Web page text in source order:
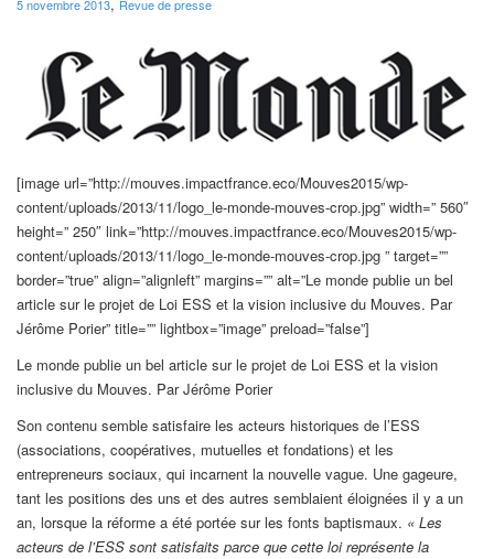
5 novembre 2013 Revue de presse
[image url=”http://mouves.impactfrance.eco/Mouves2015/wp-
content/uploads/2013/11/logo_le-monde-mouves-crop.jpg” width=” 560″
height=” 250″ link=”http://mouves.impactfrance.eco/Mouves2015/wp-
content/uploads/2013/11/logo_le-monde-mouves-crop.jpg ” target=””
border=”true” align=”alignleft” margins=”” alt=”Le monde publie un bel
article sur le projet de Loi ESS et la vision inclusive du Mouves. Par
Jérôme Porier” title=”” lightbox=”image” preload=”false”]
Le monde publie un bel article sur le projet de Loi ESS et la vision
inclusive du Mouves. Par Jérôme Porier
Son contenu semble satisfaire les acteurs historiques de l’ESS
(associations, coopératives, mutuelles et fondations) et les
entrepreneurs sociaux, qui incarnent la nouvelle vague. Une gageure,
tant les positions des uns et des autres semblaient éloignées il y a un
an, lorsque la réforme a été portée sur les fonts baptismaux. « Les
acteurs de l’ESS sont satisfaits parce que cette loi représente la